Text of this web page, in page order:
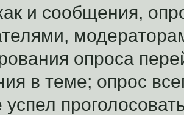
и сообщения,
опроса
в теме; опрос
успел